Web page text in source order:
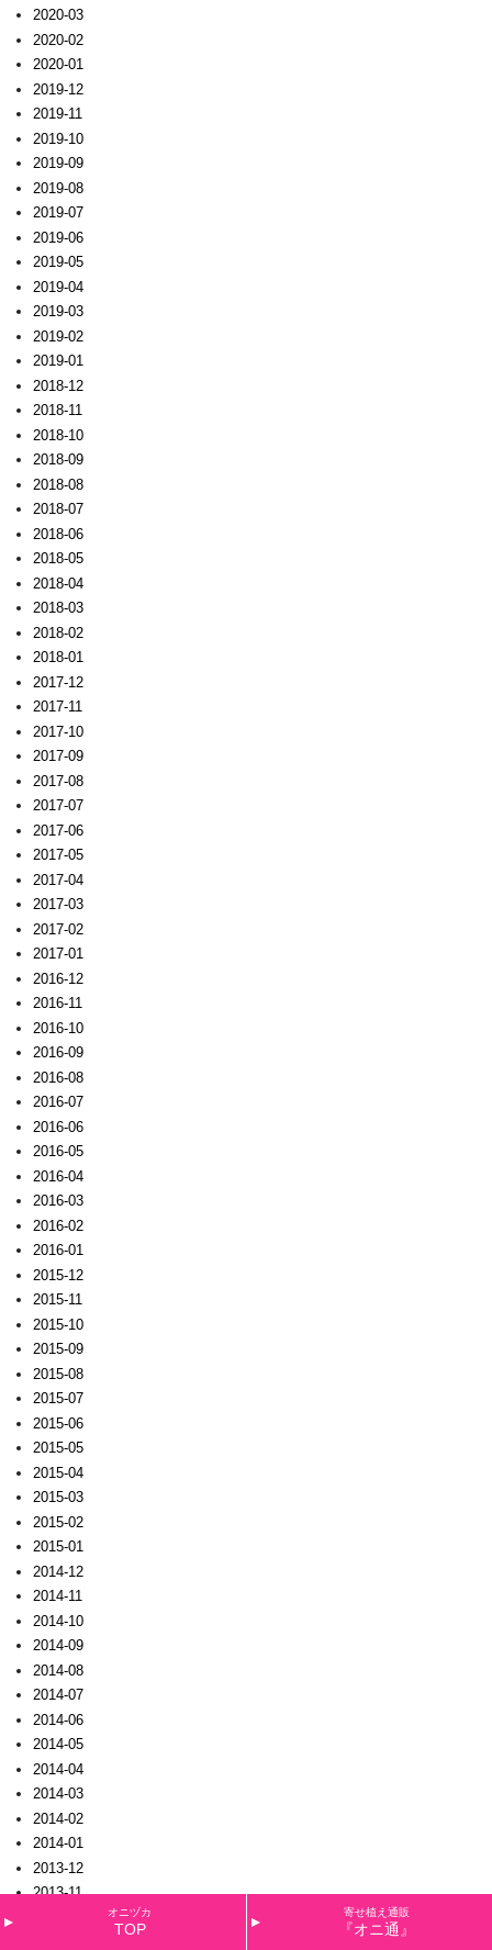
2020-03
2020-02
2020-01
2019-12
2019-11
2019-10
2019-09
2019-08
2019-07
2019-06
2019-05
2019-04
2019-03
2019-02
2019-01
2018-12
2018-11
2018-10
2018-09
2018-08
2018-07
2018-06
2018-05
2018-04
2018-03
2018-02
2018-01
2017-12
2017-11
2017-10
2017-09
2017-08
2017-07
2017-06
2017-05
2017-04
2017-03
2017-02
2017-01
2016-12
2016-11
2016-10
2016-09
2016-08
2016-07
2016-06
2016-05
2016-04
2016-03
2016-02
2016-01
2015-12
2015-11
2015-10
2015-09
2015-08
2015-07
2015-06
2015-05
2015-04
2015-03
2015-02
2015-01
2014-12
2014-11
2014-10
2014-09
2014-08
2014-07
2014-06
2014-05
2014-04
2014-03
2014-02
2014-01
2013-12
2013-11
オニヅカ
TOP
寄せ植え通販
『オニ通』